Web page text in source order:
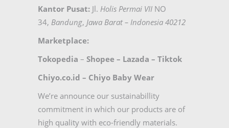
Kantor Pusat: Jl. Holis Permai VII NO
34, Bandung, Jawa Barat – Indonesia 40212
Marketplace:
Tokopedia – Shopee – Lazada – Tiktok
Chiyo.co.id – Chiyo Baby Wear
We’re announce our sustainabillity
commitment in which our products are of
high quality with eco-friendly materials.